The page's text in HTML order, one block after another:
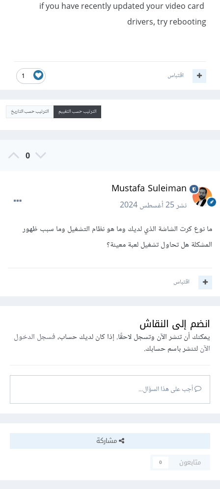
if you have recently updated your video card
drivers, try rebooting
1 اقتباس
الترتيب حسب التقييم الترتيب حسب التاريخ
0
Mustafa Suleiman
نشر25 أغسطس 2024
ما نوع كرت الشاشة الذي لديك وما هو نظام التشغيل وما سبب ظهور
المشكلة هل تحاول تشغيل لعبة معينة؟
اقتباس
انضم إلى النقاش
يمكنك أن تنشر الآن وتسجل لاحقًا. إذا كان لديك حساب،فسجل الدخول
الآنلتنشر باسم حسابك.
أجب على هذا السؤال...
مشاركة
متابعون
0